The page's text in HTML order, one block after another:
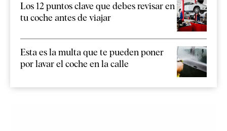
Los 12 puntos clave que debes revisar en
tu coche antes de viajar
Esta es la multa que te pueden poner
por lavar el coche en la calle